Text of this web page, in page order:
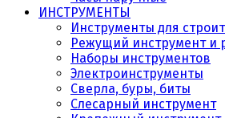
ИНСТРУМЕНТЫ
Инструменты для
Режущий инструмент и
Наборы инструментов
Электроинструменты
Сверла, буры, биты
Слесарный инструмент